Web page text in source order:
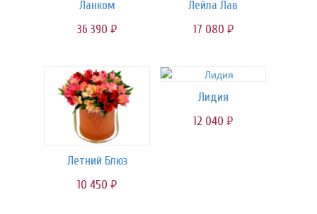
Ланком
36 390 руб.
Лейла Лав
17 080 руб.
Летний Блюз
10 450 руб.
Лидия
12 040 руб.